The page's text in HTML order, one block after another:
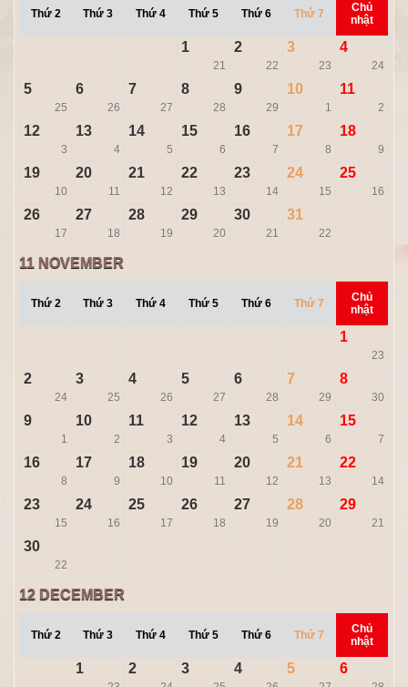
Thứ 2 Thứ 3 Thứ 4 Thứ 5 Thứ 6 Thứ 7
Chủ
nhật
1
21
2
22
3
23
4
24
5
25
6
26
7
27
8
28
9
29
10
1
11
2
12
3
13
4
14
5
15
6
16
7
17
8
18
9
19
10
20
11
21
12
22
13
23
14
24
15
25
16
26
17
27
18
28
19
29
20
30
21
31
22
11 NOVEMBER
Thứ 2 Thứ 3 Thứ 4 Thứ 5 Thứ 6 Thứ 7
Chủ
nhật
1
23
2
24
3
25
4
26
5
27
6
28
7
29
8
30
9
1
10
2
11
3
12
4
13
5
14
6
15
7
16
8
17
9
18
10
19
11
20
12
21
13
22
14
23
15
24
16
25
17
26
18
27
19
28
20
29
21
30
22
12 DECEMBER
Thứ 2 Thứ 3 Thứ 4 Thứ 5 Thứ 6 Thứ 7
Chủ
nhật
1 2 3 4 5 6